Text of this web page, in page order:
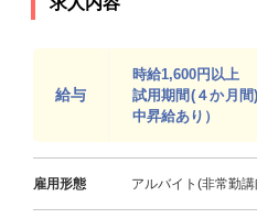
給与
時給1,600円以上
試用期間(４か月
中昇給あり）
雇用形態 アルバイト(非常勤